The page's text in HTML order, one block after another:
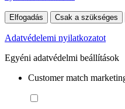
Elfogadás Csak a szükséges
Adatvédelemi nyilatkozatot
Egyéni adatvédelmi beállítások
Customer match